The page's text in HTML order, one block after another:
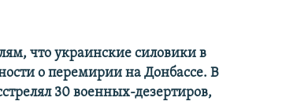
что украинские силовики в
о перемирии на Донбассе. В
30 военных-дезертиров,